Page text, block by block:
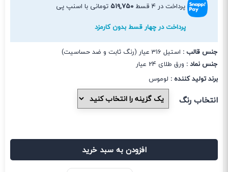
پرداخت در ۴ قسط ۵۱۹,۷۵۰تومانی با اسنپ پی
پرداخت در چهار قسط بدون کارمزد
جنس قالب : استیل 316 عیار (رنگ ثابت و ضد حساسیت)
جنس نماد : ورق طلای 24 عیار
برند تولید کننده : لوموس
انتخاب رنگ
افزودن به سبد خرید